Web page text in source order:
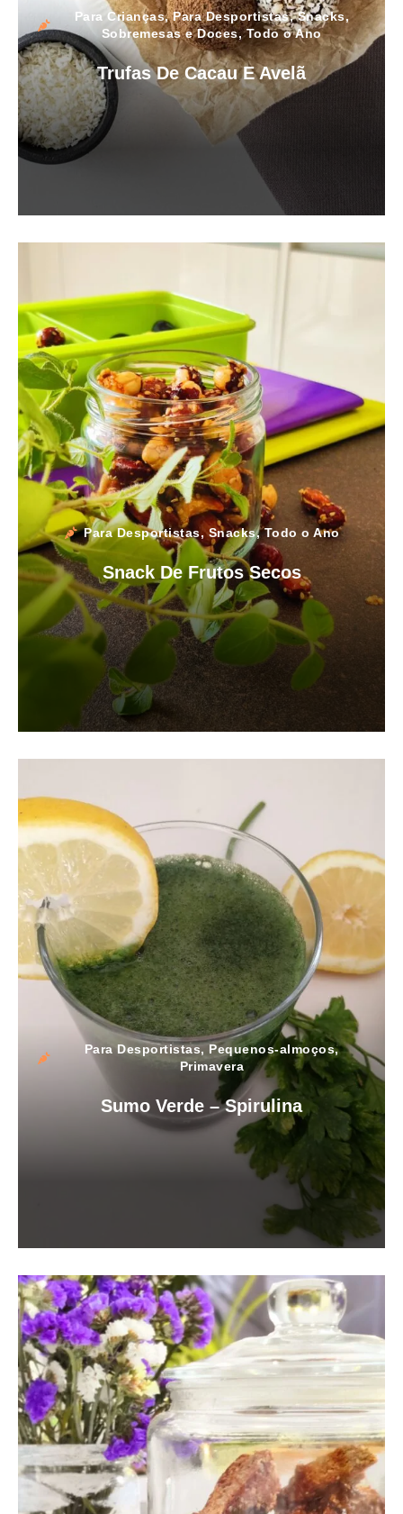
Para Crianças,Para Desportistas,Snacks,
Sobremesas e Doces,Todo o Ano
Trufas De Cacau E Avelã
Para Desportistas,Snacks,Todo o Ano
Snack De Frutos Secos
Para Desportistas, Pequenos-almoços,
Primavera
Sumo Verde – Spirulina